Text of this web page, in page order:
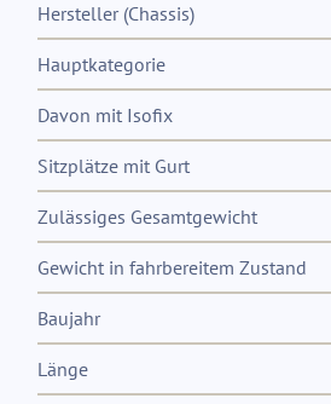
Hersteller (Chassis)
Hauptkategorie
Davon mit Isofix
Sitzplätze mit Gurt
Zulässiges Gesamtgewicht
Gewicht in fahrbereitem Zustand
Baujahr
Länge